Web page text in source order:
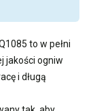
to w pełni
jakości ogniw
i długą